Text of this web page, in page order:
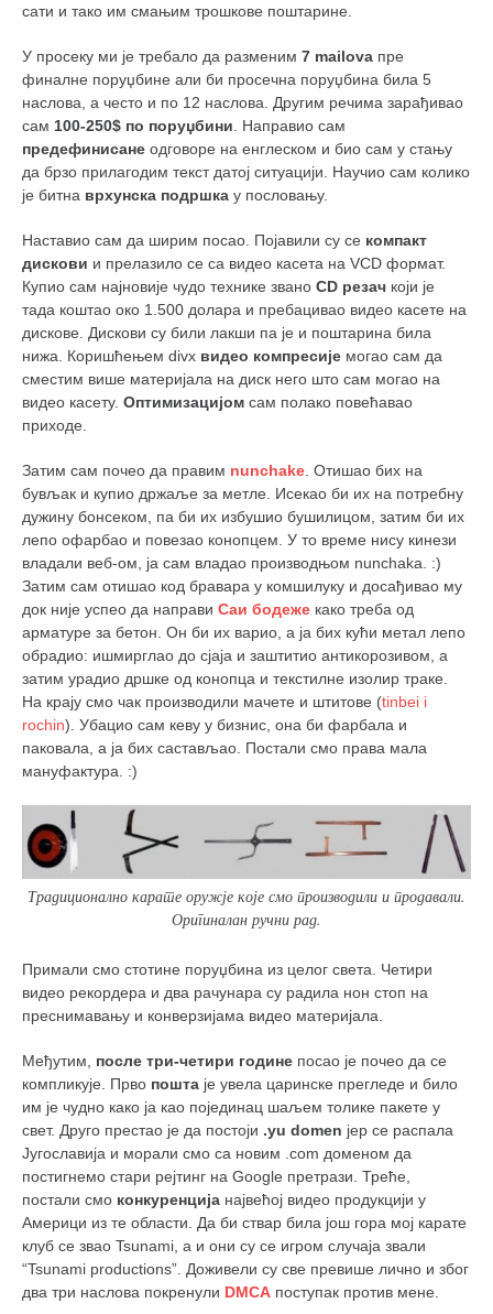
сати и тако им смањим трошкове поштарине.
У просеку ми је требало да разменим 7 mailova пре
финалне поруџбине али би просечна поруџбина била 5
наслова, а често и по 12 наслова. Другим речима зарађивао
сам 100-250$ по поруџбини . Направио сам
предефинисане одговоре на енглеском и био сам у стању
да брзо прилагодим текст датој ситуацији. Научио сам колико
је битна врхунска подршка у пословању.
Наставио сам да ширим посао. Појавили су се компакт
дискови и прелазило се са видео касета на VCD формат.
Купио сам најновије чудо технике звано CD резач који је
тада коштао око 1.500 долара и пребацивао видео касете на
дискове. Дискови су били лакши па је и поштарина била
нижа. Коришћењем divx видео компресије могао сам да
сместим више материјала на диск него што сам могао на
видео касету. Оптимизацијом сам полако повећавао
приходе.
Затим сам почео да правим nunchake . Отишао бих на
бувљак и купио држаље за метле. Исекао би их на потребну
дужину бонсеком, па би их избушио бушилицом, затим би их
лепо офарбао и повезао конопцем. У то време нису кинези
владали веб-ом, ја сам владао производњом nunchaka. :)
Затим сам отишао код бравара у комшилуку и досађивао му
док није успео да направи Саи бодеже како треба од
арматуре за бетон. Он би их варио, а ја бих кући метал лепо
обрадио: ишмирглао до сјаја и заштитио антикорозивом, а
затим урадио дршке од конопца и текстилне изолир траке.
На крају смо чак производили мачете и штитове (tinbei i
rochin). Убацио сам кеву у бизнис, она би фарбала и
паковала, а ја бих састављао. Постали смо права мала
мануфактура. :)
Традиционално карате оружје које смо производили и продавали.
Оригиналан ручни рад.
Примали смо стотине поруџбина из целог света. Четири
видео рекордера и два рачунара су радила нон стоп на
преснимавању и конверзијама видео материјала.
Међутим, после три-четири године посао је почео да се
компликује. Прво пошта је увела царинске прегледе и било
им је чудно како ја као појединац шаљем толике пакете у
свет. Друго престао је да постоји .yu domen јер се распала
Југославија и морали смо са новим .com доменом да
постигнемо стари рејтинг на Google претрази. Треће,
постали смо конкуренција највећој видео продукцији у
Америци из те области. Да би ствар била још гора мој карате
клуб се звао Tsunami, а и они су се игром случаја звали
“Tsunami productions”. Доживели су све превише лично и због
два три наслова покренули DMCA поступак против мене.